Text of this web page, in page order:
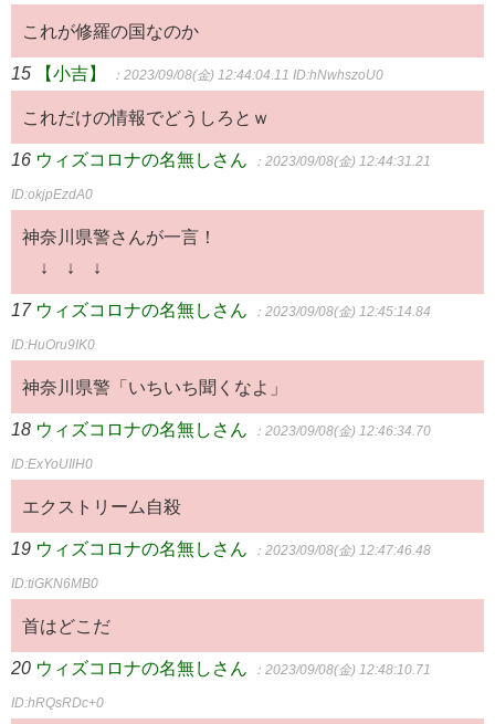
これが修羅の国なのか
15 【小吉】 ：2023/09/08(金) 12:44:04.11 ID:hNwhszoU0
これだけの情報でどうしろとｗ
16 ウィズコロナの名無しさん ：2023/09/08(金) 12:44:31.21
ID:okjpEzdA0
神奈川県警さんが一言！
↓ ↓ ↓
17 ウィズコロナの名無しさん ：2023/09/08(金) 12:45:14.84
ID:HuOru9IK0
神奈川県警「いちいち聞くなよ」
18 ウィズコロナの名無しさん ：2023/09/08(金) 12:46:34.70
ID:ExYoUIlH0
エクストリーム自殺
19 ウィズコロナの名無しさん ：2023/09/08(金) 12:47:46.48
ID:tiGKN6MB0
首はどこだ
20 ウィズコロナの名無しさん ：2023/09/08(金) 12:48:10.71
ID:hRQsRDc+0